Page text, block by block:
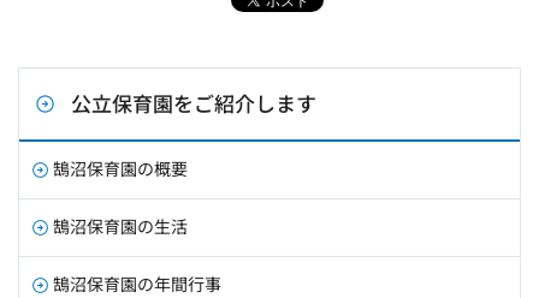
公立保育園をご紹介します
鵠沼保育園の概要
鵠沼保育園の生活
鵠沼保育園の年間行事